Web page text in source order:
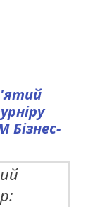
Бізнес-